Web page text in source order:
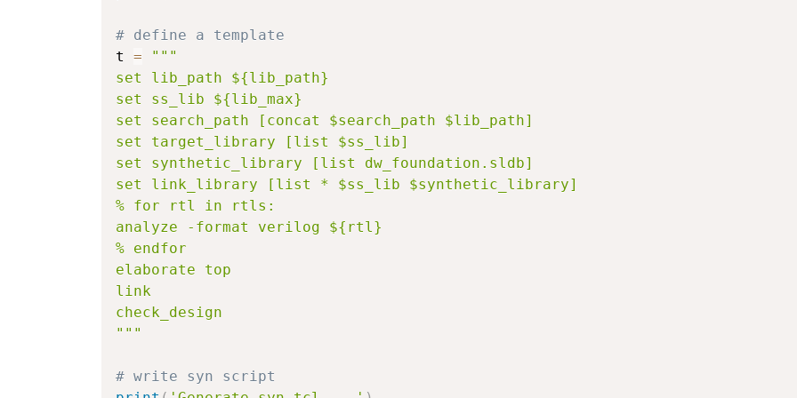
# define a template
t =
"""
set lib_path ${lib_path}
set ss_lib ${lib_max}
set search_path [concat $search_path $lib_path]
set target_library [list $ss_lib]
set synthetic_library [list dw_foundation.sldb]
set link_library [list * $ss_lib $synthetic_library]
% for rtl in rtls:
analyze -format verilog ${rtl}
% endfor
elaborate top
link
check_design
"""
# write syn script